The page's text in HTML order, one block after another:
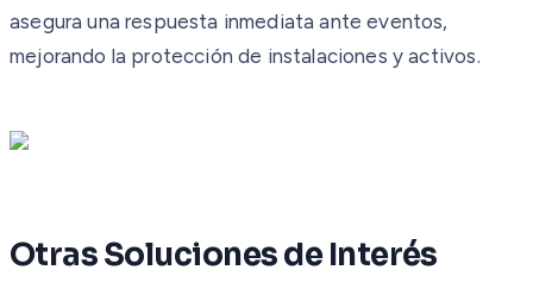
asegura una respuesta inmediata ante eventos,
mejorando la protección de instalaciones y activos.
Otras Soluciones de Interés